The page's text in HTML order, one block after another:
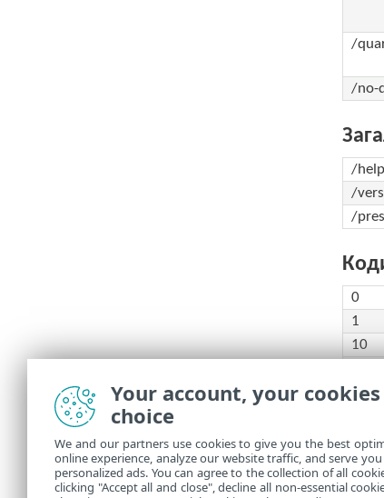
/
/no-
/help
/
/
0
1
10
100
Your account, your cookies
choice
We and our partners use cookies to give you the best
online experience, analyze our website traffic, and serve
personalized ads. You can agree to the collection of all
clicking "Accept all and close", decline all non-essential